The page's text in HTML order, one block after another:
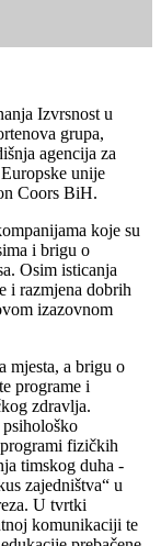
Izvrsnost u
grupa,
agencija za
unije
Coors BiH.
koje su
i brigu o
Osim isticanja
i razmjena dobrih
izazovnom
mjesta, a brigu o
programe i
zdravlja.
fizičkih
timskog duha -
zajedništva“ u
U tvrtki
komunikaciji te